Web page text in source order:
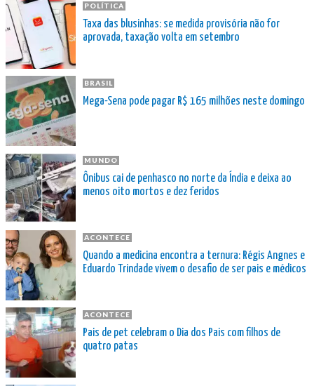
POLÍTICA
Taxa das blusinhas: se medida provisória não for
aprovada, taxação volta em setembro
BRASIL
Mega-Sena pode pagar R$ 165 milhões neste domingo
MUNDO
Ônibus cai de penhasco no norte da Índia e deixa ao
menos oito mortos e dez feridos
ACONTECE
Quando a medicina encontra a ternura: Régis Angnes e
Eduardo Trindade vivem o desafio de ser pais e médicos
ACONTECE
Pais de pet celebram o Dia dos Pais com filhos de
quatro patas